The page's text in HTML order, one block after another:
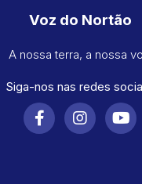
Voz do Nortão
A nossa terra, a nossa
Siga-nos nas redes